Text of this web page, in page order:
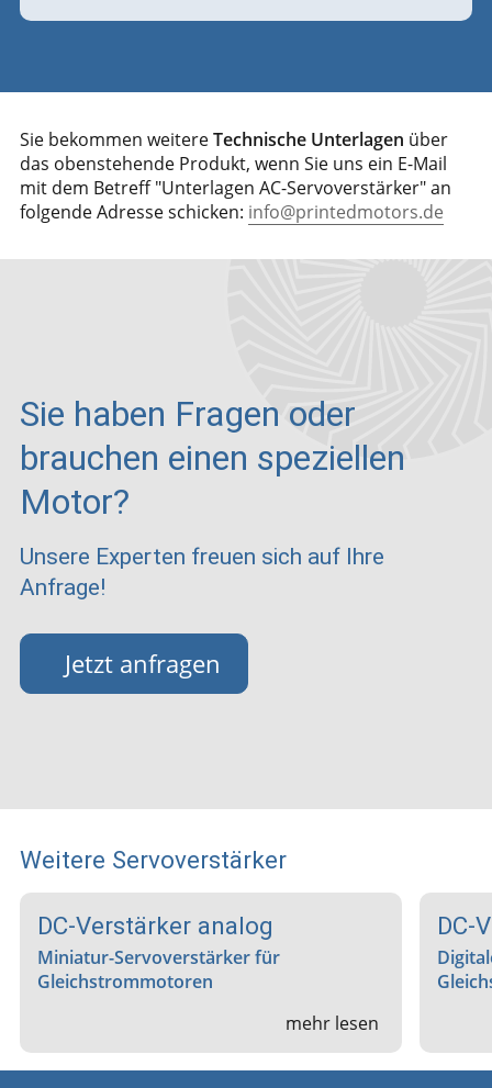
Sie bekommen weitereTechnische Unterlagen über
das obenstehende Produkt, wenn Sie uns ein E-Mail
mit dem Betreff "Unterlagen AC-Servoverstärker" an
folgende Adresse schicken: info@printedmotors.de
Sie haben Fragen oder
brauchen einen speziellen
Motor?
Unsere Experten freuen sich auf Ihre
Anfrage!
Jetzt anfragen
Weitere Servoverstärker
DC-Verstärker analog
Miniatur-Servoverstärker für
Gleichstrommotoren
mehr lesen
DC-